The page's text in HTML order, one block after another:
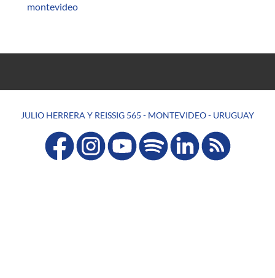
montevideo
JULIO HERRERA Y REISSIG 565 - MONTEVIDEO - URUGUAY